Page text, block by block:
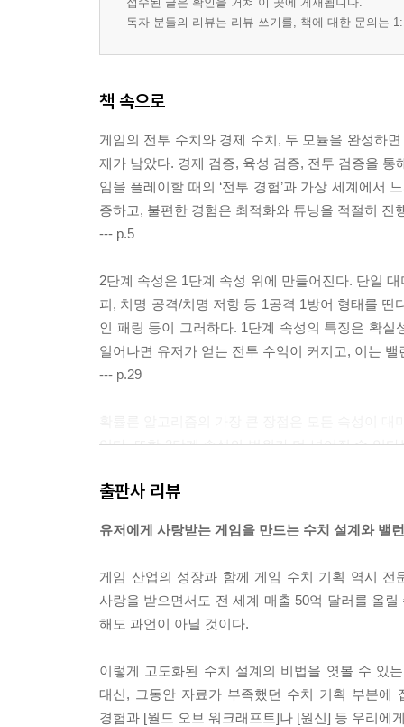
독자 분들의 리뷰는 리뷰 쓰기를, 책에 대한 문의는
책 속으로
게임의 전투 수치와 경제 수치, 두 모듈을 완성하
제가 남았다. 경제 검증, 육성 검증, 전투 검증을
임을 플레이할 때의 ‘전투 경험’과 가상 세계에서
증하고, 불편한 경험은 최적화와 튜닝을 적절히 진
--- p.5
2단계 속성은 1단계 속성 위에 만들어진다. 단일
피, 치명 공격/치명 저항 등 1공격 1방어 형태를
인 패링 등이 그러하다. 1단계 속성의 특징은 확
일어나면 유저가 얻는 전투 수익이 커지고, 이는
--- p.29
있다. 또한 2단계 속성의 범위가 더 넓어질 수 있
(70% - 35% - 12.25%)다. 이렇게 해서 속성 성장
--- p.41
협력 삼대장 방식에서 직업은 딜러, 힐러, 탱커 3
업은 가치를 통해 밸런스를 이룬다. 협력 삼대장
딜러, 힐러, 탱커로 나뉜다. 딜러는 마법사, 도적,
--- p.61
출판사 리뷰
유저에게 사랑받는 게임을 만드는 수치 설계와 밸
게임 산업의 성장과 함께 게임 수치 기획 역시
사랑을 받으면서도 전 세계 매출 50억 달러를 올
해도 과언이 아닐 것이다.
이렇게 고도화된 수치 설계의 비법을 엿볼 수 있
대신, 그동안 자료가 부족했던 수치 기획 부분에
경험과 [월드 오브 워크래프트]나 [원신] 등 우리에